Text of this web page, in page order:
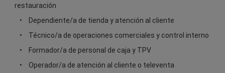
restauración
Dependiente/a de tienda y atención al cliente
Técnico/a de operaciones comerciales y control interno
Formador/a de personal de caja y TPV
Operador/a de atención al cliente o televenta